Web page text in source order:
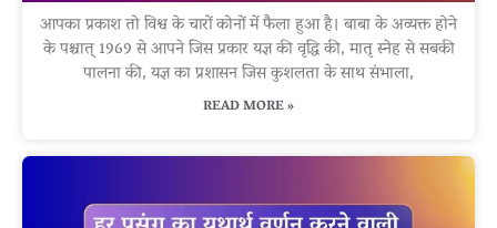
आपका प्रकाश तो विश्व के चारों कोनों में फैला हुआ है। बाबा के अव्यक्त होने
के पश्चात् 1969 से आपने जिस प्रकार यज्ञ की वृद्धि की, मातृ स्नेह से सबकी
पालना की, यज्ञ का प्रशासन जिस कुशलता के साथ संभाला,
READ MORE »